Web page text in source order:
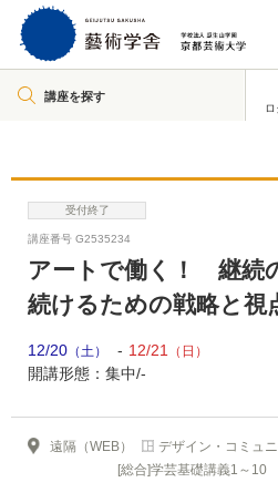
講座を探す
受付終了
講座番号 G2535234
アートで働く！ 継続
続けるための戦略と視
12/20 （土） 12/21 （日）
開講形態：集中/-
遠隔（WEB）
デザイン・コミュ
[総合]学芸基礎講義1～10